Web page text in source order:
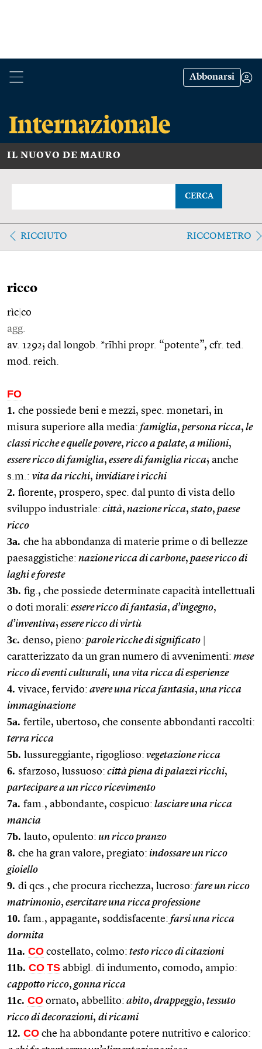
Abbonarsi
IL NUOVO DE MAURO
CERCA
RICCIUTO RICCOMETRO
ricco
rìc co
agg.
av. 1292; dal longob. *rīhhi propr. “potente”, cfr. ted.
mod. reich.
FO
1. che possiede beni e mezzi, spec. monetari, in
misura superiore alla media: famiglia, persona ricca, le
classi ricche e quelle povere, ricco a palate, a milioni,
essere ricco di famiglia, essere di famiglia ricca; anche
s.m.: vita da ricchi, invidiare i ricchi
2. fiorente, prospero, spec. dal punto di vista dello
sviluppo industriale: città, nazione ricca, stato, paese
ricco
3a. che ha abbondanza di materie prime o di bellezze
paesaggistiche: nazione ricca di carbone, paese ricco di
laghi e foreste
3b. fig., che possiede determinate capacità intellettuali
o doti morali: essere ricco di fantasia, d’ingegno,
d’inventiva; essere ricco di virtù
3c. denso, pieno: parole ricche di significato
caratterizzato da un gran numero di avvenimenti: mese
ricco di eventi culturali, una vita ricca di esperienze
4. vivace, fervido: avere una ricca fantasia, una ricca
immaginazione
5a. fertile, ubertoso, che consente abbondanti raccolti:
terra ricca
5b. lussureggiante, rigoglioso: vegetazione ricca
6. sfarzoso, lussuoso: città piena di palazzi ricchi,
partecipare a un ricco ricevimento
7a. fam., abbondante, cospicuo: lasciare una ricca
mancia
7b. lauto, opulento: un ricco pranzo
8. che ha gran valore, pregiato: indossare un ricco
gioiello
9. di qcs., che procura ricchezza, lucroso: fare un ricco
matrimonio, esercitare una ricca professione
10. fam., appagante, soddisfacente: farsi una ricca
dormita
11a. CO costellato, colmo: testo ricco di citazioni
11b. CO TS abbigl. di indumento, comodo, ampio:
cappotto ricco, gonna ricca
11c. CO ornato, abbellito: abito, drappeggio, tessuto
ricco di decorazioni, di ricami
12. CO che ha abbondante potere nutritivo e calorico: